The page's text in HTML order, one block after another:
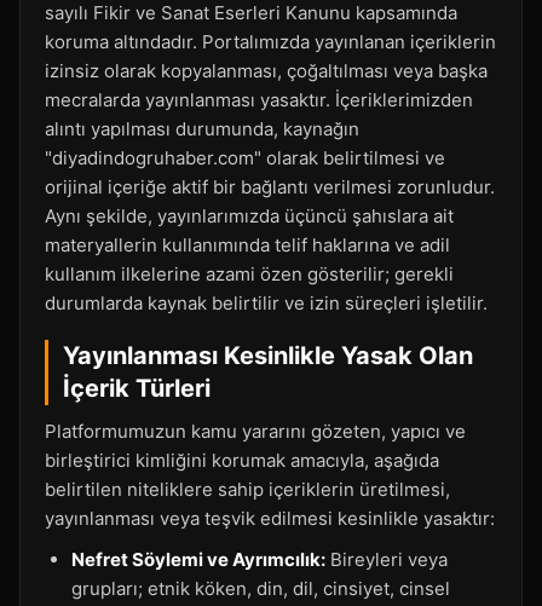
sayılı Fikir ve Sanat Eserleri Kanunu kapsamında
koruma altındadır. Portalımızda yayınlanan içeriklerin
izinsiz olarak kopyalanması, çoğaltılması veya başka
mecralarda yayınlanması yasaktır. İçeriklerimizden
alıntı yapılması durumunda, kaynağın
"diyadindogruhaber.com" olarak belirtilmesi ve
orijinal içeriğe aktif bir bağlantı verilmesi zorunludur.
Aynı şekilde, yayınlarımızda üçüncü şahıslara ait
materyallerin kullanımında telif haklarına ve adil
kullanım ilkelerine azami özen gösterilir; gerekli
durumlarda kaynak belirtilir ve izin süreçleri işletilir.
Yayınlanması Kesinlikle Yasak Olan
İçerik Türleri
Platformumuzun kamu yararını gözeten, yapıcı ve
birleştirici kimliğini korumak amacıyla, aşağıda
belirtilen niteliklere sahip içeriklerin üretilmesi,
yayınlanması veya teşvik edilmesi kesinlikle yasaktır:
Nefret Söylemi ve Ayrımcılık: Bireyleri veya
grupları; etnik köken, din, dil, cinsiyet, cinsel